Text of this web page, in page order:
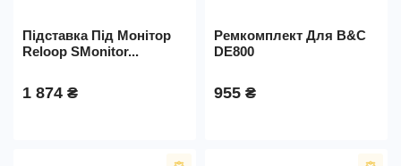
Підставка Під Монітор
Reloop SMonitor...
1 874 ₴
Ремкомплект Для B&C
DE800
955 ₴